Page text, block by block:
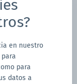
en nuestro
para
datos a